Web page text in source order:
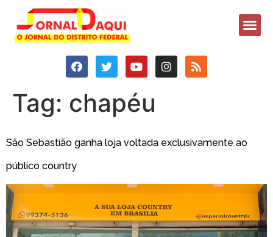
Tag: chapéu
São Sebastião ganha loja voltada exclusivamente ao
público country